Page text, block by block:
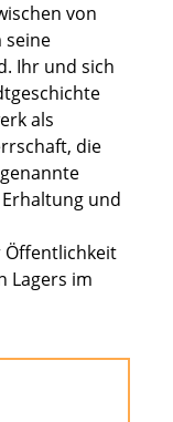
von
seine
Ihr und sich
als
die
und
Öffentlichkeit
Lagers im